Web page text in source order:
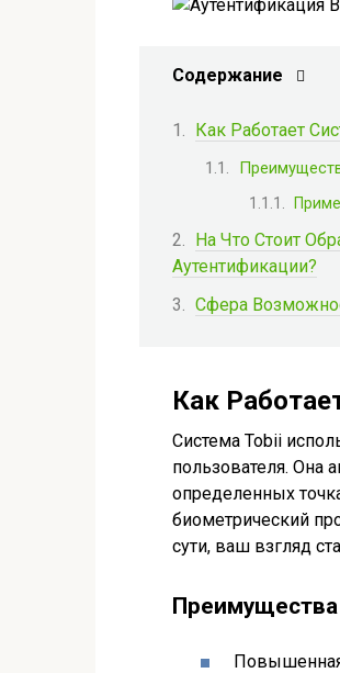
Содержание
Как Работает
На Что Стоит
Аутентификации?
Сфера
Как
Система Tobii
пользователя. Она
определенных
биометрический
сути, ваш взгляд
Повышенная